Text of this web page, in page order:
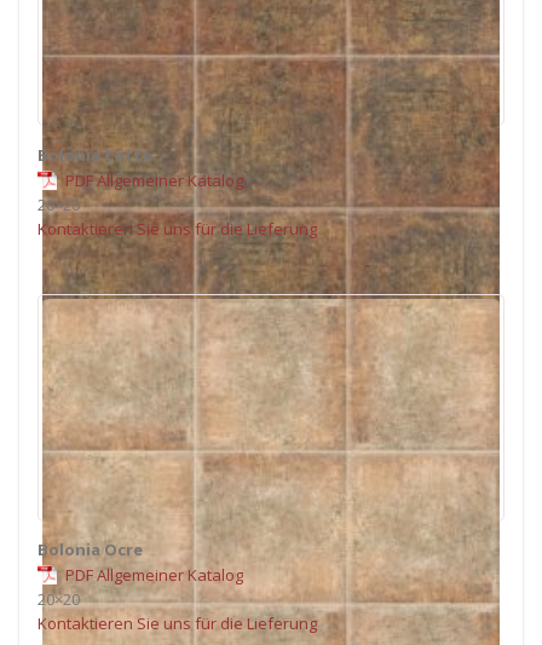
Bolonia Cotto
PDF Allgemeiner Katalog
20×20
Kontaktieren Sie uns für die Lieferung
Bolonia Ocre
PDF Allgemeiner Katalog
20×20
Kontaktieren Sie uns für die Lieferung